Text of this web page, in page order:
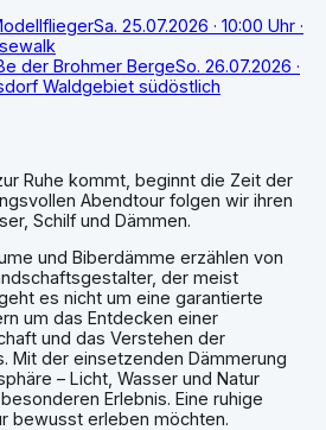
Sa. 25.07.2026 · 10:00 Uhr ·
der Brohmer BergeSo. 26.07.2026 ·
Waldgebiet südöstlich
Ruhe kommt, beginnt die Zeit der
Abendtour folgen wir ihren
Schilf und Dämmen.
und Biberdämme erzählen von
der meist
es nicht um eine garantierte
um das Entdecken einer
und das Verstehen der
Mit der einsetzenden Dämmerung
– Licht, Wasser und Natur
Erlebnis. Eine ruhige
bewusst erleben möchten.